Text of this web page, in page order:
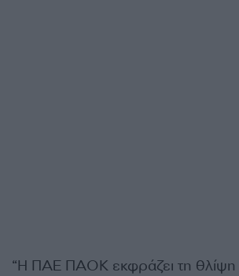
“Η ΠΑΕ ΠΑΟΚ εκφράζει τη θλίψη